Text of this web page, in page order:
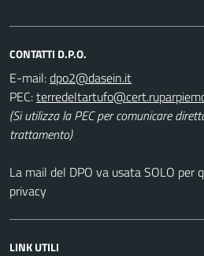
CONTATTI D.P.O.
E-mail:
PEC:
(Si utilizza la PEC per comunicare
trattamento)
La mail del DPO va usata SOLO per
privacy
LINK UTILI